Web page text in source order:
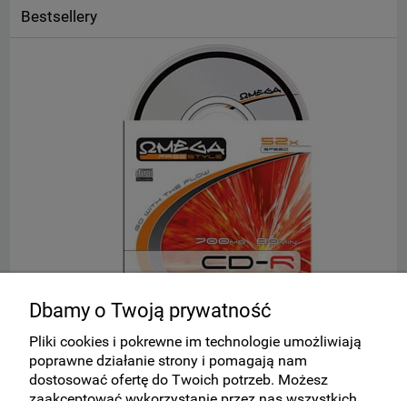
Bestsellery
(!) Płyta CD-R w kopercie OMEGA
Dbamy o Twoją prywatność
Pliki cookies i pokrewne im technologie umożliwiają
poprawne działanie strony i pomagają nam
dostosować ofertę do Twoich potrzeb. Możesz